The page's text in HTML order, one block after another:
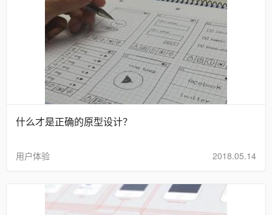
什么才是正确的原型设计？
用户体验 2018.05.14